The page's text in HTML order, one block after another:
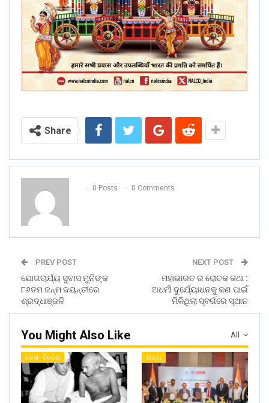
Share
0 Posts 0 Comments
PREV POST
ଯୋଗଚାର୍ଯ୍ୟ ସୁବାସ ମୁନିଙ୍କ
୮୬ତମ ଜନ୍ମ ଜୟନ୍ତୀରେ
ଶ୍ରଦ୍ଧାଞ୍ଜଳି
NEXT POST
ମହାଭାରତ ର ରୋଚକ କଥା :
ଅଧର୍ମୀ ଦୁର୍ଯ୍ୟୋଧନକୁ କଣ ପାଇଁ
ମିଳିଥିଲା ସ୍ଵର୍ଗରେ ସ୍ଥାନ
All
You Might Also Like
ଦେଶ- ବିଦେଶ ରାଜ୍ୟ